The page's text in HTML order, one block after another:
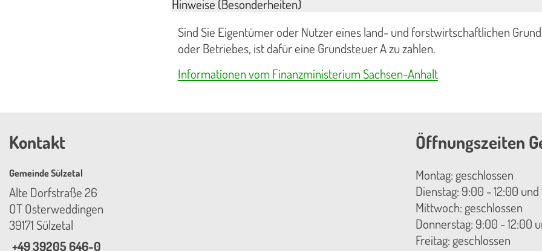
Hinweise (Besonderheiten)
Sind Sie Eigentümer oder Nutzer eines land- und forstwirtschaftlichen
oder Betriebes, ist dafür eine Grundsteuer A zu zahlen.
Informationen vom Finanzministerium Sachsen-Anhalt
Kontakt
Gemeinde Sülzetal
Alte Dorfstraße 26
OT Osterweddingen
39171 Sülzetal
+49 39205 646-0
Öffnungszeiten
Montag: geschlossen
Dienstag: 9:00 - 12:00
Mittwoch: geschlossen
Donnerstag: 9:00 - 12:00
Freitag: geschlossen